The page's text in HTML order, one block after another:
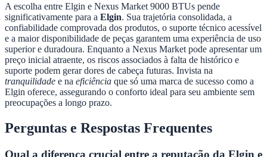
A escolha entre Elgin e Nexus Market 9000 BTUs pende
significativamente para a Elgin. Sua trajetória consolidada, a
confiabilidade comprovada dos produtos, o suporte técnico acessível
e a maior disponibilidade de peças garantem uma experiência de uso
superior e duradoura. Enquanto a Nexus Market pode apresentar um
preço inicial atraente, os riscos associados à falta de histórico e
suporte podem gerar dores de cabeça futuras. Invista na
tranquilidade e na eficiência que só uma marca de sucesso como a
Elgin oferece, assegurando o conforto ideal para seu ambiente sem
preocupações a longo prazo.
Perguntas e Respostas Frequentes
Qual a diferença crucial entre a reputação da Elgin e